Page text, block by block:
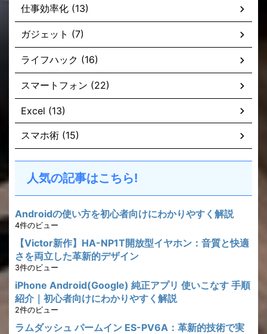
仕事効率化 (13)
ガジェット (7)
ライフハック (16)
スマートフォン (22)
Excel (13)
スマホ術 (15)
人気の記事はこちら!
Androidの使い方を初心者向けにわかりやすく解説
4件のビュー
【Victor新作】HA-NP1T開放型イヤホン：音質と快適
さを両立した革新的デザイン
3件のビュー
iPhone Android(Google) 純正アプリ 使いこなす 手順
紹介｜初心者向けにわかりやすく解説
2件のビュー
ラムダッシュ パームイン ES-PV6A：革新的技術で実